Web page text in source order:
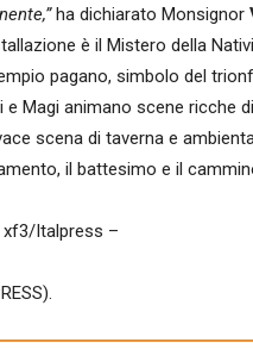
ha dichiarato Monsignor
è il Mistero della
pagano, simbolo del
e Magi animano scene ricche
scena di taverna e
il battesimo e il
Italpress –